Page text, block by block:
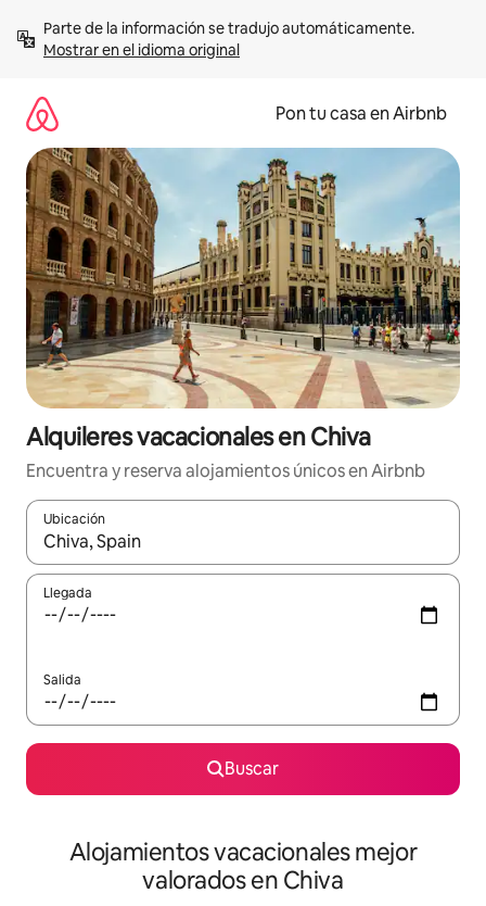
contenidoMostrar en el idioma original
Pon tu casa en Airbnb
Alquileres vacacionales en Chiva
Encuentra y reserva alojamientos únicos en Airbnb
Ubicación
Cuando los resultados estén disponibles, navega con las
Llegada
Salida
Buscar
Alojamientos vacacionales mejor
valorados en Chiva